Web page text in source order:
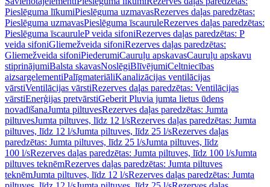
Pieslēguma līkumiPieslēguma uzmavasRezerves daļas paredzētas:
Pieslēguma uzmavasPieslēguma īscauruleRezerves daļas paredzētas:
Pieslēguma īscauruleP veida sifoniRezerves daļas paredzētas: P
veida sifoniGliemežveida sifoniRezerves daļas paredzētas:
Gliemežveida sifoniPiederumiCauruļu apskavasCauruļu apskavu
stiprinājumiBalsta skavasNoslēgiBlīvējumiCeltniecības
aizsargelementiPalīgmateriāliKanalizācijas ventilācijas
vārstiVentilācijas vārstiRezerves daļas paredzētas: Ventilācijas
vārstiEnerģijas pretvārstiGeberit Pluvia jumta lietus ūdens
novadīšanaJumta piltuvesRezerves daļas paredzētas: Jumta
piltuvesJumta piltuves, līdz 12 l/sRezerves daļas paredzētas: Jumta
piltuves, līdz 12 l/sJumta piltuves, līdz 25 l/sRezerves daļas
paredzētas: Jumta piltuves, līdz 25 l/sJumta piltuves, līdz
100 l/sRezerves daļas paredzētas: Jumta piltuves, līdz 100 l/sJumta
piltuves teknēmRezerves daļas paredzētas: Jumta piltuves
teknēmJumta piltuves, līdz 12 l/sRezerves daļas paredzētas: Jumta